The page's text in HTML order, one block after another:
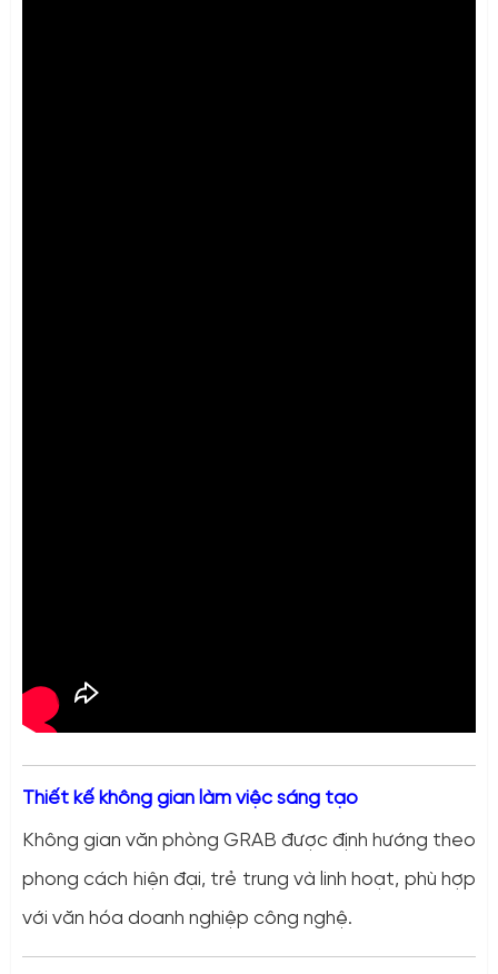
Thiết kế không gian làm việc sáng tạo
Không gian văn phòng GRAB được định hướng theo
phong cách hiện đại, trẻ trung và linh hoạt, phù hợp
với văn hóa doanh nghiệp công nghệ.